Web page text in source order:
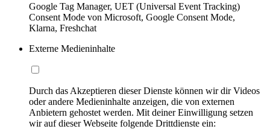
Google Tag Manager, UET (Universal Event Tracking)
Consent Mode von Microsoft, Google Consent Mode,
Klarna, Freshchat
Externe Medieninhalte
Durch das Akzeptieren dieser Dienste können wir dir Videos
oder andere Medieninhalte anzeigen, die von externen
Anbietern gehostet werden. Mit deiner Einwilligung setzen
wir auf dieser Webseite folgende Drittdienste ein: